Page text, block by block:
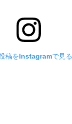
稿をInstagramで見る